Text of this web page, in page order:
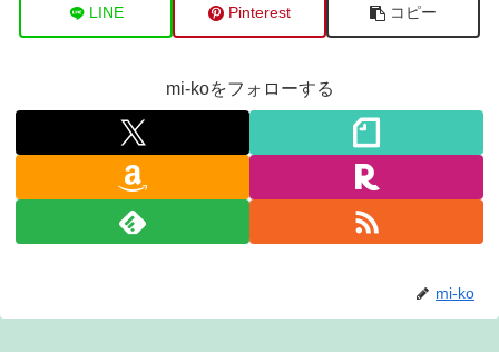
LINE Pinterest コピー
mi-koをフォローする
mi-ko